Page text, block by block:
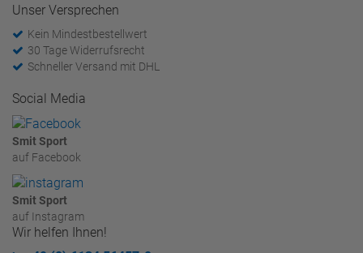
Unser Versprechen
Kein Mindestbestellwert
30 Tage Widerrufsrecht
Schneller Versand mit DHL
Social Media
Smit Sport
auf Facebook
Smit Sport
auf Instagram
Wir helfen Ihnen!